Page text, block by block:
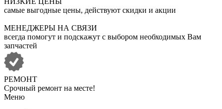
самые выгодные цены, действуют скидки и акции
МЕНЕДЖЕРЫ НА СВЯЗИ
всегда помогут и подскажут с выбором необходимых Вам
запчастей
РЕМОНТ
Срочный ремонт на месте!
Меню